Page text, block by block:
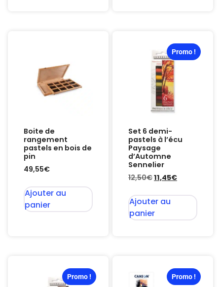
Boite de
rangement
pastels en bois de
pin
49,55€
Ajouter au
panier
Promo !
Set 6 demi-
pastels à l’écu
Paysage
d’Automne
Sennelier
12,50€11,45€
Ajouter au
panier
Promo ! Promo !